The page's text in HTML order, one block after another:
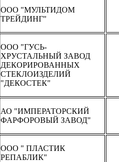
ООО "МУЛЬТИДОМ
ТРЕЙДИНГ"
ООО "ГУСЬ-
ХРУСТАЛЬНЫЙ ЗАВОД
ДЕКОРИРОВАННЫХ
СТЕКЛОИЗДЕЛИЙ
"ДЕКОСТЕК"
АО "ИМПЕРАТОРСКИЙ
ФАРФОРОВЫЙ ЗАВОД"
ООО " ПЛАСТИК
РЕПАБЛИК"